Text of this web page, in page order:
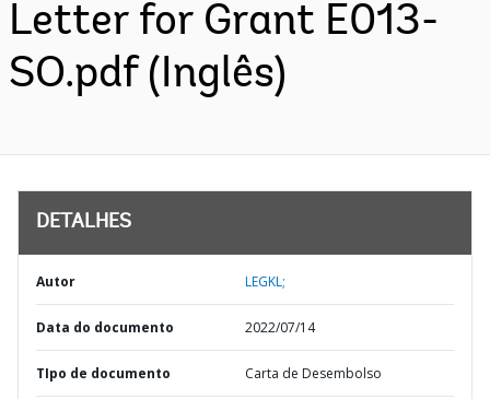
Letter for Grant E013-
SO.pdf (Inglês)
DETALHES
Autor LEGKL;
Data do documento 2022/07/14
TIpo de documento Carta de Desembolso